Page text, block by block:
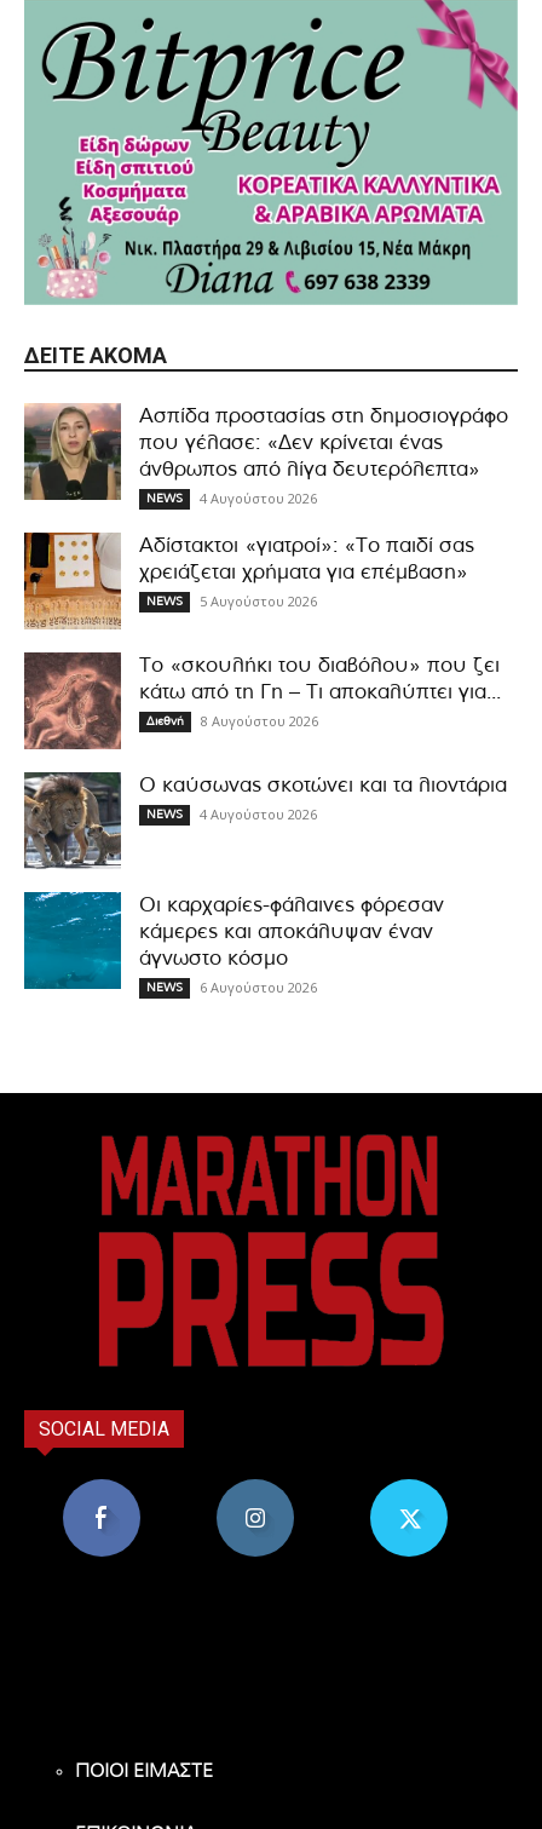
ΔΕΊΤΕ ΑΚΌΜΑ
Ασπίδα προστασίας στη δημοσιογράφο
που γέλασε: «Δεν κρίνεται ένας
άνθρωπος από λίγα δευτερόλεπτα»
NEWS 4 Αυγούστου 2026
Αδίστακτοι «γιατροί»: «Το παιδί σας
χρειάζεται χρήματα για επέμβαση»
NEWS 5 Αυγούστου 2026
Το «σκουλήκι του διαβόλου» που ζει
κάτω από τη Γη – Τι αποκαλύπτει για...
Διεθνή 8 Αυγούστου 2026
Ο καύσωνας σκοτώνει και τα λιοντάρια
NEWS 4 Αυγούστου 2026
Οι καρχαρίες-φάλαινες φόρεσαν
κάμερες και αποκάλυψαν έναν
άγνωστο κόσμο
NEWS 6 Αυγούστου 2026
SOCIAL MEDIA
ΠΟΙΟΙ ΕΙΜΑΣΤΕ